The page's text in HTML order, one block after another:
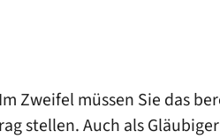
Zweifel müssen Sie das
stellen. Auch als